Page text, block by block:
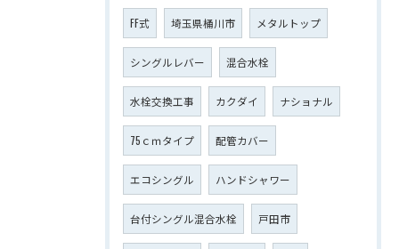
FF式 埼玉県桶川市 メタルトップ
シングルレバー 混合水栓
水栓交換工事 カクダイ ナショナル
75ｃｍタイプ 配管カバー
エコシングル ハンドシャワー
台付シングル混合水栓 戸田市